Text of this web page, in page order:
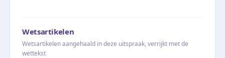
Wetsartikelen
Wetsartikelen aangehaald in deze uitspraak, verrijkt met de
wettekst